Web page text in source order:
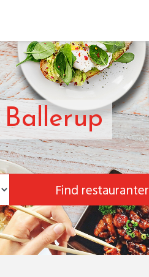
Find restauranter